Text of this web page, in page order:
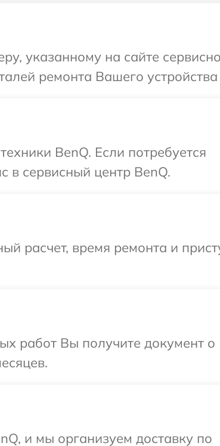
указанному на сайте
ремонта Вашего устройства
BenQ. Если потребуется
в сервисный центр BenQ.
расчет, время ремонта и
работ Вы получите документ о
и мы организуем доставку по